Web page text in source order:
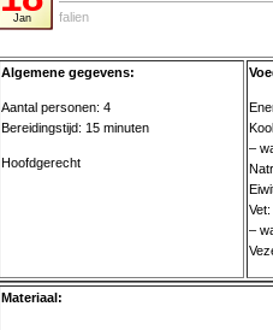
Jan falien
Algemene gegevens:
Aantal personen: 4
Bereidingstijd: 15 minuten
Hoofdgerecht
–
Vet:
–
Materiaal: